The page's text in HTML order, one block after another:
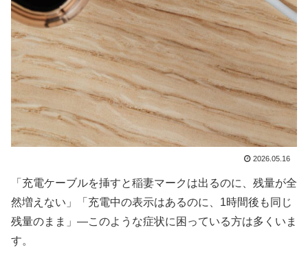
2026.05.16
「充電ケーブルを挿すと稲妻マークは出るのに、残量が全
然増えない」「充電中の表示はあるのに、1時間後も同じ
残量のまま」—このような症状に困っている方は多くいま
す。